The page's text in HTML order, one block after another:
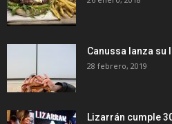
Canussa lanza su
28 febrero, 2019
Lizarrán cumple